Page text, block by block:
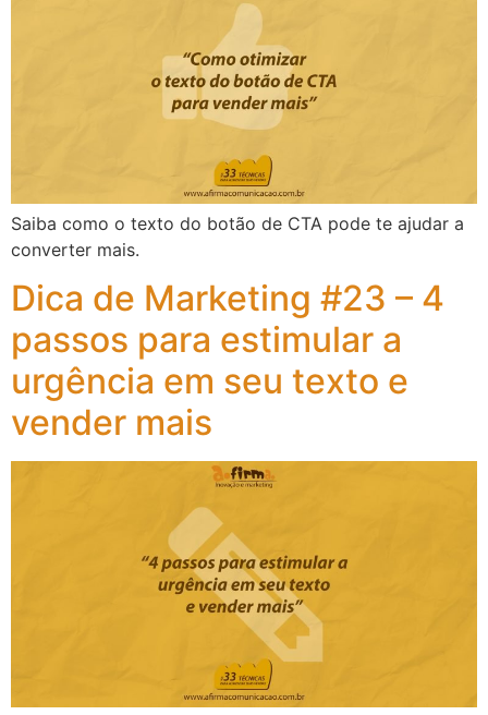
Saiba como o texto do botão de CTA pode te ajudar a
converter mais.
Dica de Marketing #23 – 4
passos para estimular a
urgência em seu texto e
vender mais